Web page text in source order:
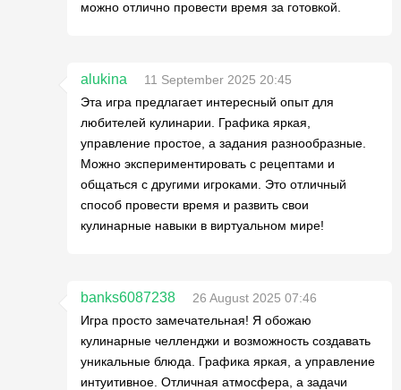
можно отлично провести время за готовкой.
alukina
11 September 2025 20:45
Эта игра предлагает интересный опыт для
любителей кулинарии. Графика яркая,
управление простое, а задания разнообразные.
Можно экспериментировать с рецептами и
общаться с другими игроками. Это отличный
способ провести время и развить свои
кулинарные навыки в виртуальном мире!
banks6087238
26 August 2025 07:46
Игра просто замечательная! Я обожаю
кулинарные челленджи и возможность создавать
уникальные блюда. Графика яркая, а управление
интуитивное. Отличная атмосфера, а задачи